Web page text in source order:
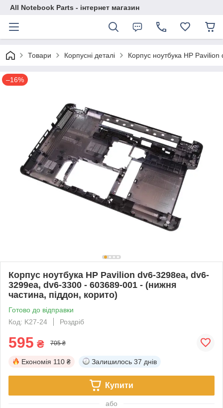
All Notebook Parts - інтернет магазин
Товари Корпусні деталі Корпус ноутбука HP
–16%
Корпус ноутбука HP Pavilion dv6-3298ea, dv6-
3299ea, dv6-3300 - 603689-001 - (нижня
частина, піддон, корито)
Готово до відправки
Код: K27-24
Роздріб
595 ₴ 705 ₴
Економія 110 ₴ Залишилось 37 днів
Купити
або